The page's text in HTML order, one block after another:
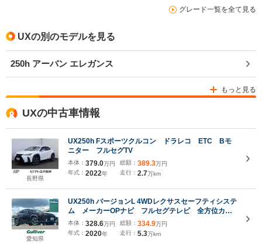
グレード一覧を全て見る
UXの別のモデルを見る
250h アーバン エレガンス
もっと見る
UXの中古車情報
長野県
UX250h Fスポーツクルコン ドラレコ ETC Bモ
ニター フルセグTV
本体： 379.0万円
年式： 2022年
総額： 389.3万円
走行： 2.7万km
愛知県
UX250h バージョンL 4WDレクサスセーフティシステ
ム メーカーOPナビ フルセグテレビ 全方位カメ
ラ レーダークルーズコントロール パワーシート
シートヒーター
本体： 328.6万円
年式： 2020年
総額： 334.9万円
走行： 5.3万km